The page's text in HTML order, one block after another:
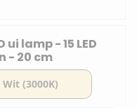
LED
- 20 cm